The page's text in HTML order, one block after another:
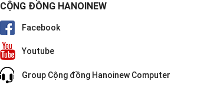
CỘNG ĐỒNG HANOINEW
Facebook
Youtube
Group Cộng đồng Hanoinew Computer